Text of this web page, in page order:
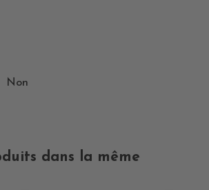
Non
dans la même